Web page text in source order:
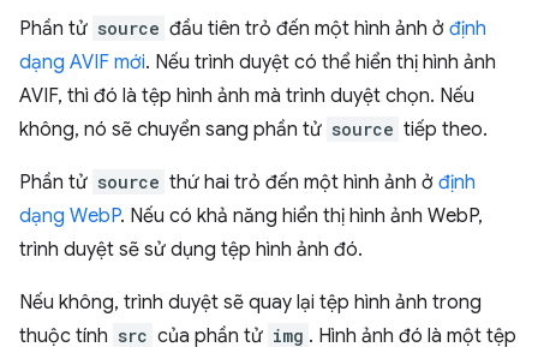
Phần tử source đầu tiên trỏ đến một hình ảnh ở định
dạng AVIF mới. Nếu trình duyệt có thể hiển thị hình ảnh
AVIF, thì đó là tệp hình ảnh mà trình duyệt chọn. Nếu
không, nó sẽ chuyển sang phần tử source tiếp theo.
Phần tử source thứ hai trỏ đến một hình ảnh ở định
dạng WebP. Nếu có khả năng hiển thị hình ảnh WebP,
trình duyệt sẽ sử dụng tệp hình ảnh đó.
Nếu không, trình duyệt sẽ quay lại tệp hình ảnh trong
thuộc tính src của phần tử img . Hình ảnh đó là một tệp